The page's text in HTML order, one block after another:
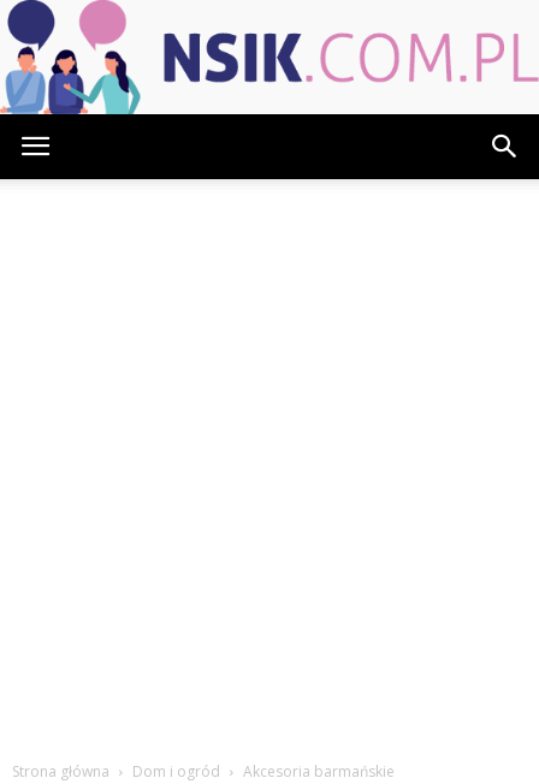
Strona główna Dom i ogród Akcesoria barmańskie